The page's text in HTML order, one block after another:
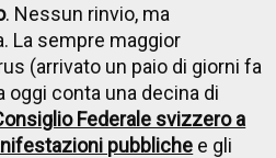
. Nessun rinvio, ma
La sempre maggior
(arrivato un paio di giorni fa
oggi conta una decina di
Federale svizzero a
pubbliche e gli